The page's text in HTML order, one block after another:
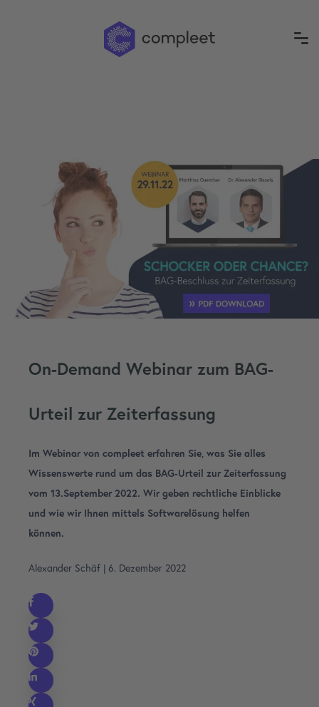
On-Demand Webinar zum BAG-
Urteil zur Zeiterfassung
Im Webinar von compleet erfahren Sie, was Sie alles
Wissenswerte rund um das BAG-Urteil zur Zeiterfassung
vom 13.September 2022. Wir geben rechtliche Einblicke
und wie wir Ihnen mittels Softwarelösung helfen
können.
Alexander Schäf | 6. Dezember 2022